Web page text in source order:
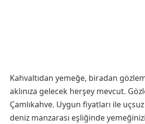
Kahvaltıdan yemeğe, biradan
aklınıza gelecek herşey mevcut.
Çamlıkahve. Uygun fiyatları ile
deniz manzarası eşliğinde